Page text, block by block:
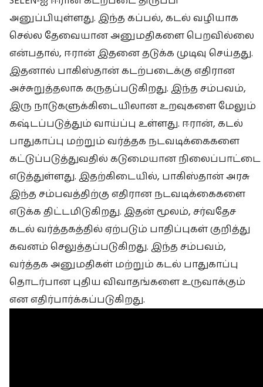
அனுப்பியுள்ளது. இந்த கப்பல், கடல் வழியாக
செல்ல தேவையான அனுமதிகளை பெறவில்லை
என்பதால், ஈரான் இதனை தடுக்க முடிவு செய்தது.
இதனால் பாகிஸ்தான் கடற்படைக்கு எதிரான
அச்சுறுத்தலாக கருதப்படுகிறது. இந்த சம்பவம்,
இரு நாடுகளுக்கிடையிலான உறவுகளை மேலும்
கஷ்டப்படுத்தும் வாய்ப்பு உள்ளது. ஈரான், கடல்
பாதுகாப்பு மற்றும் வர்த்தக நடவடிக்கைகளை
கட்டுப்படுத்துவதில் கடுமையான நிலைப்பாட்டை
எடுத்துள்ளது. இதற்கிடையில், பாகிஸ்தான் அரசு
இந்த சம்பவத்திற்கு எதிரான நடவடிக்கைகளை
எடுக்க திட்டமிடுகிறது. இதன் மூலம், சர்வதேச
கடல் வர்த்தகத்தில் ஏற்படும் பாதிப்புகள் குறித்து
கவனம் செலுத்தப்படுகிறது. இந்த சம்பவம்,
வர்த்தக அனுமதிகள் மற்றும் கடல் பாதுகாப்பு
தொடர்பான புதிய விவாதங்களை உருவாக்கும்
என எதிர்பார்க்கப்படுகிறது.